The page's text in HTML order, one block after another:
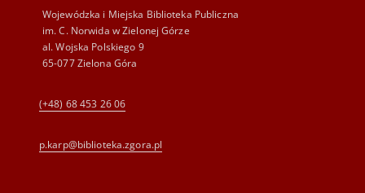
Wojewódzka i Miejska Biblioteka Publiczna
im. C. Norwida w Zielonej Górze
al. Wojska Polskiego 9
65-077 Zielona Góra
(+48) 68 453 26 06
p.karp@biblioteka.zgora.pl